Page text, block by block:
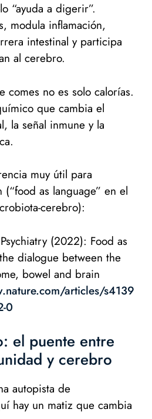
“ayuda a digerir”.
modula inflamación,
intestinal y participa
al cerebro.
comes no es solo calorías.
que cambia el
la señal inmune y la
muy útil para
as language” en el
cerebro):
(2022): Food as
dialogue between the
bowel and brain
articles/s4139
0
el puente entre
y cerebro
autopista de
hay un matiz que cambia